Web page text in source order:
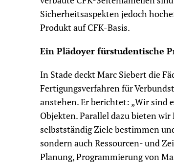
Sicherheitsaspekten jedoch
Produkt auf CFK-Basis.
Ein Plädoyer fürstudentische
In Stade deckt Marc Siebert die
Fertigungsverfahren für
anstehen. Er berichtet: „Wir sind
Objekten. Parallel dazu bieten
selbstständig Ziele bestimmen
sondern auch Ressourcen- und
Planung, Programmierung von